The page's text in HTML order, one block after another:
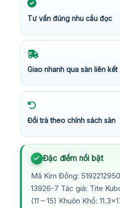
Tư vấn đúng nhu cầu đọc
Giao nhanh qua sàn liên kết
Đổi trả theo chính sách sàn
Đặc điểm nổi bật
Mã Kim Đồng:
13926-7 Tác giả: Tite
(11 – 15) Khuôn Khổ: